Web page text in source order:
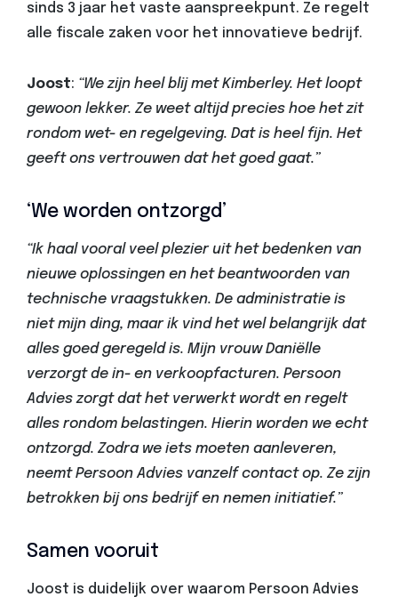
sinds 3 jaar het vaste aanspreekpunt. Ze regelt
alle fiscale zaken voor het innovatieve bedrijf.
Joost: “We zijn heel blij met Kimberley. Het loopt
gewoon lekker. Ze weet altijd precies hoe het zit
rondom wet- en regelgeving. Dat is heel fijn. Het
geeft ons vertrouwen dat het goed gaat.”
‘We worden ontzorgd’
“Ik haal vooral veel plezier uit het bedenken van
nieuwe oplossingen en het beantwoorden van
technische vraagstukken. De administratie is
niet mijn ding, maar ik vind het wel belangrijk dat
alles goed geregeld is. Mijn vrouw Daniëlle
verzorgt de in- en verkoopfacturen. Persoon
Advies zorgt dat het verwerkt wordt en regelt
alles rondom belastingen. Hierin worden we echt
ontzorgd. Zodra we iets moeten aanleveren,
neemt Persoon Advies vanzelf contact op. Ze zijn
betrokken bij ons bedrijf en nemen initiatief.”
Samen vooruit
Joost is duidelijk over waarom Persoon Advies